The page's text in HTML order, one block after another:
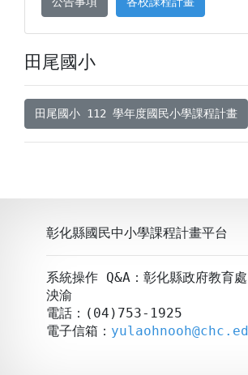
田尾國小
田尾國小 112 學年度國民小學課程計畫
彰化縣國民中小學課程計畫平台
系統操作 Q&A：彰化縣政府教育
泱渝
電話：(04)753-1925
電子信箱：